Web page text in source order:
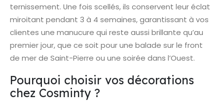
ternissement. Une fois scellés, ils conservent leur éclat
miroitant pendant 3 à 4 semaines, garantissant à vos
clientes une manucure qui reste aussi brillante qu’au
premier jour, que ce soit pour une balade sur le front
de mer de Saint-Pierre ou une soirée dans l’Ouest.
Pourquoi choisir vos décorations
chez Cosminty ?